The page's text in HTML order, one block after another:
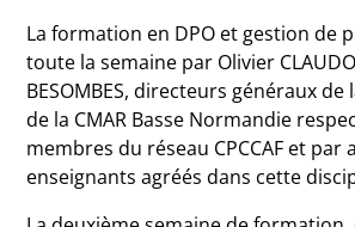
La formation en DPO et gestion de
toute la semaine par Olivier
BESOMBES, directeurs généraux de
de la CMAR Basse Normandie
membres du réseau CPCCAF et par
enseignants agréés dans cette